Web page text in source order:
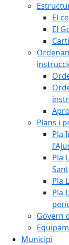
El
El
Plans i
Pla
Pla
Pla
Pla
Govern
Municipi